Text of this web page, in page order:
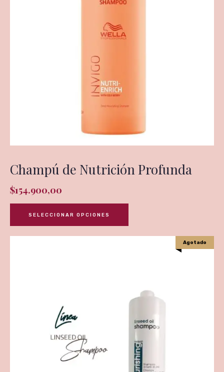
Champú de Nutrición Profunda
$154.900,00
SELECCIONAR OPCIONES
Agotado